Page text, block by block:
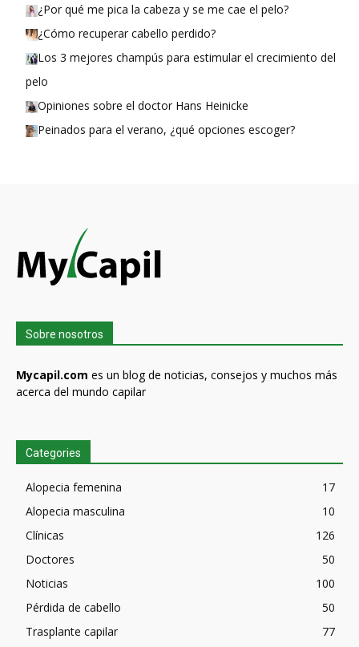
¿Por qué me pica la cabeza y se me cae el pelo?
¿Cómo recuperar cabello perdido?
Los 3 mejores champús para estimular el crecimiento del
pelo
Opiniones sobre el doctor Hans Heinicke
Peinados para el verano, ¿qué opciones escoger?
Sobre nosotros
Mycapil.com es un blog de noticias, consejos y muchos más
acerca del mundo capilar
Categories
Alopecia femenina
17
Alopecia masculina
10
Clínicas
126
Doctores
50
Noticias
100
Pérdida de cabello
50
Trasplante capilar
77